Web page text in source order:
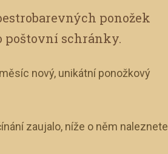
ponožek
poštovní schránky.
nový, unikátní ponožkový
zaujalo, níže o něm naleznete